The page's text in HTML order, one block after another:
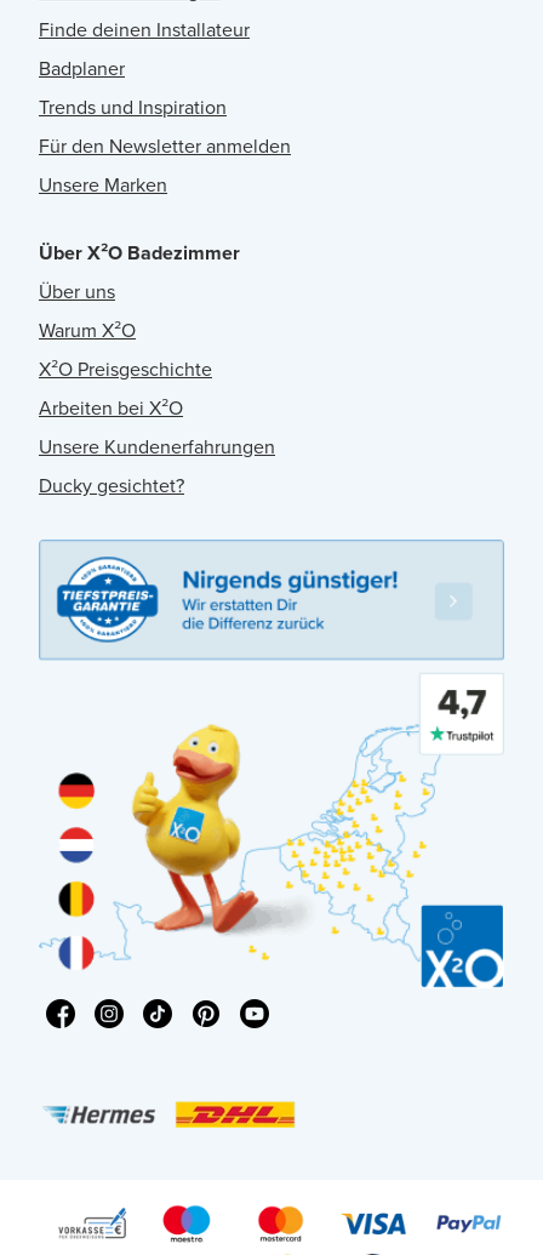
Finde deinen Installateur
Badplaner
Trends und Inspiration
Für den Newsletter anmelden
Unsere Marken
Über X²O Badezimmer
Über uns
Warum X²O
X²O Preisgeschichte
Arbeiten bei X²O
Unsere Kundenerfahrungen
Ducky gesichtet?